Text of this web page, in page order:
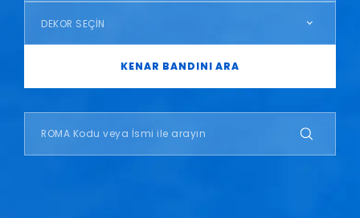
DEKOR SEÇİN
KENAR BANDINI ARA